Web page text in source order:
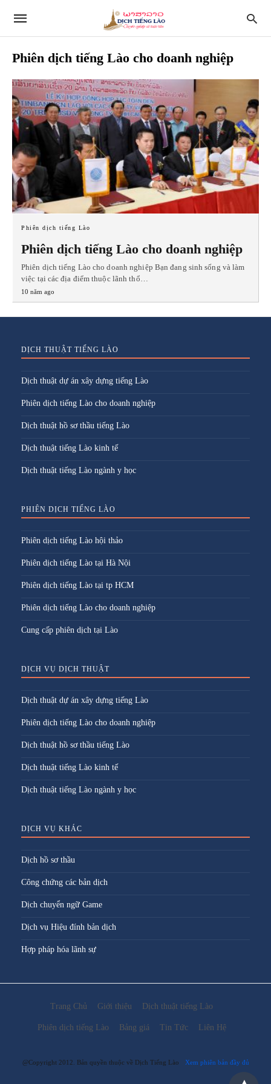
Phiên dịch tiếng Lào cho doanh nghiệp
Phiên dịch tiếng Lào
Phiên dịch tiếng Lào cho doanh nghiệp
Phiên dịch tiếng Lào cho doanh nghiệp Bạn đang sinh sống và làm
việc tại các địa điểm thuộc lãnh thổ…
10 năm ago
DỊCH THUẬT TIẾNG LÀO
Dịch thuật dự án xây dựng tiếng Lào
Phiên dịch tiếng Lào cho doanh nghiệp
Dịch thuật hồ sơ thầu tiếng Lào
Dịch thuật tiếng Lào kinh tế
Dịch thuật tiếng Lào ngành y học
PHIÊN DỊCH TIẾNG LÀO
Phiên dịch tiếng Lào hội thảo
Phiên dịch tiếng Lào tại Hà Nội
Phiên dịch tiếng Lào tại tp HCM
Phiên dịch tiếng Lào cho doanh nghiệp
Cung cấp phiên dịch tại Lào
DỊCH VỤ DỊCH THUẬT
Dịch thuật dự án xây dựng tiếng Lào
Phiên dịch tiếng Lào cho doanh nghiệp
Dịch thuật hồ sơ thầu tiếng Lào
Dịch thuật tiếng Lào kinh tế
Dịch thuật tiếng Lào ngành y học
DỊCH VỤ KHÁC
Dịch hồ sơ thầu
Công chứng các bản dịch
Dịch chuyển ngữ Game
Dịch vụ Hiệu đính bản dịch
Hợp pháp hóa lãnh sự
Trang Chủ Giới thiệu Dịch thuật tiếng Lào
Phiên dịch tiếng Lào Bảng giá Tin Tức Liên Hệ
@Copyright 2012. Bản quyền thuộc về Dịch Tiếng Lào Xem phiên bản đầy đủ